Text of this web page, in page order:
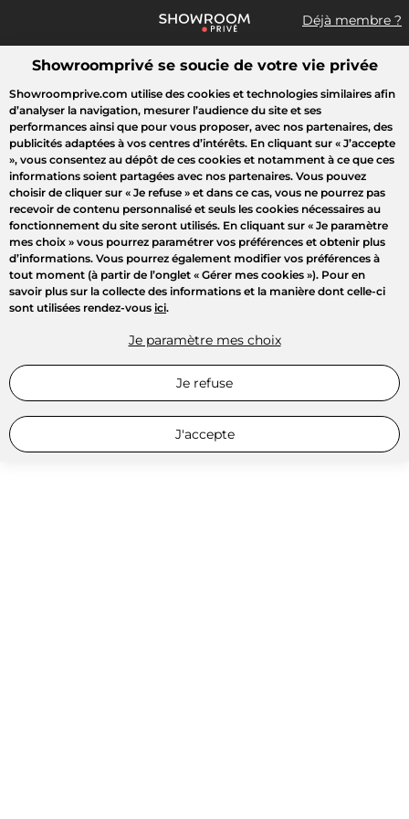
Déjà membre ?
Que recherchez-vous ?
Toutes les ventes Mode Sport Voyages Enfant
Showroomprivé se soucie de votre vie privée
Showroomprive.com utilise des cookies et technologies similaires afin
d’analyser la navigation, mesurer l’audience du site et ses
performances ainsi que pour vous proposer, avec nos partenaires, des
publicités adaptées à vos centres d’intérêts. En cliquant sur « J’accepte
», vous consentez au dépôt de ces cookies et notamment à ce que ces
informations soient partagées avec nos partenaires. Vous pouvez
choisir de cliquer sur « Je refuse » et dans ce cas, vous ne pourrez pas
recevoir de contenu personnalisé et seuls les cookies nécessaires au
fonctionnement du site seront utilisés. En cliquant sur « Je paramètre
mes choix » vous pourrez paramétrer vos préférences et obtenir plus
d’informations. Vous pourrez également modifier vos préférences à
tout moment (à partir de l’onglet « Gérer mes cookies »). Pour en
savoir plus sur la collecte des informations et la manière dont celle-ci
sont utilisées rendez-vous ici.
Je paramètre mes choix
Je refuse
J'accepte